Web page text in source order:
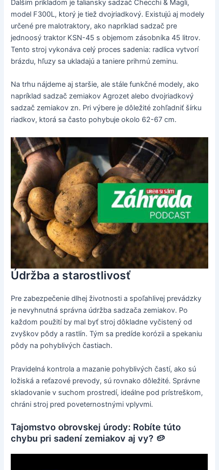
Ďalším príkladom je taliansky sadzač Checchi & Magli,
model F300L, ktorý je tiež dvojriadkový. Existujú aj modely
určené pre malotraktory, ako napríklad sadzač pre
jednoosý traktor KSN-45 s objemom zásobníka 45 litrov.
Tento stroj vykonáva celý proces sadenia: radlica vytvorí
brázdu, hľuzy sa ukladajú a taniere prihrnú zeminu.
Na trhu nájdeme aj staršie, ale stále funkčné modely, ako
napríklad sadzač zemiakov Agrozet alebo dvojriadkový
sadzač zemiakov zn. Pri výbere je dôležité zohľadniť šírku
riadkov, ktorá sa často pohybuje okolo 62-67 cm.
Údržba a starostlivosť
Pre zabezpečenie dlhej životnosti a spoľahlivej prevádzky
je nevyhnutná správna údržba sadzača zemiakov. Po
každom použití by mal byť stroj dôkladne vyčistený od
zvyškov pôdy a rastlín. Tým sa predíde korózii a spekaniu
pôdy na pohyblivých častiach.
Pravidelná kontrola a mazanie pohyblivých častí, ako sú
ložiská a reťazové prevody, sú rovnako dôležité. Správne
skladovanie v suchom prostredí, ideálne pod prístreškom,
chráni stroj pred poveternostnými vplyvmi.
Tajomstvo obrovskej úrody: Robíte túto
chybu pri sadení zemiakov aj vy? 🥔